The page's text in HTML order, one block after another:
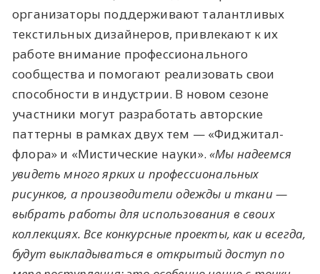
организаторы поддерживают талантливых
текстильных дизайнеров, привлекают к их
работе внимание профессионального
сообщества и помогают реализовать свои
способности в индустрии. В новом сезоне
участники могут разработать авторские
паттерны в рамках двух тем — «Фиджитал-
флора» и «Мистические науки».«Мы надеемся
увидеть много ярких и профессиональных
рисунков, а производители одежды и ткани —
выбрать работы для использования в своих
коллекциях. Все конкурсные проекты, как и всегда,
будут выкладываться в открытый доступ по